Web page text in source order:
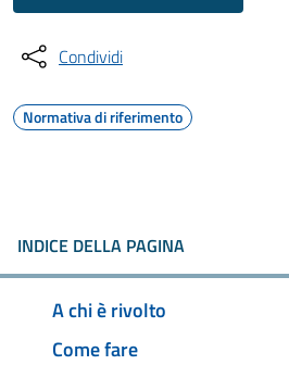
Condividi
Normativa di riferimento
INDICE DELLA PAGINA
A chi è rivolto
Come fare